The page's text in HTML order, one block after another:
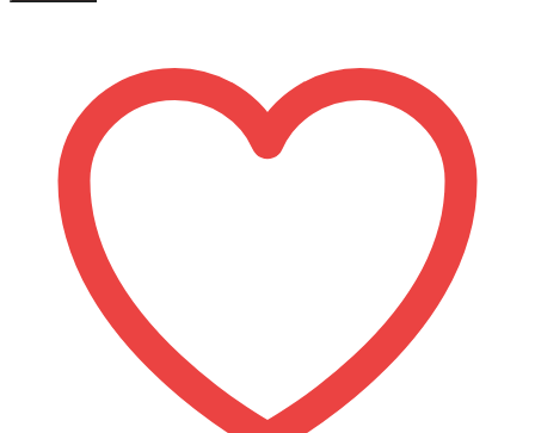
EXTREME
EDITION,
стандартные